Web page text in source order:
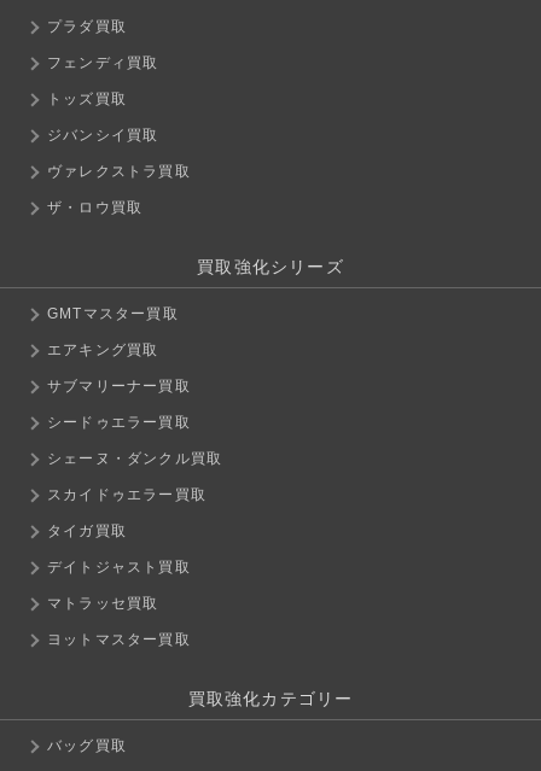
プラダ買取
フェンディ買取
トッズ買取
ジバンシイ買取
ヴァレクストラ買取
ザ・ロウ買取
買取強化シリーズ
GMTマスター買取
エアキング買取
サブマリーナー買取
シードゥエラー買取
シェーヌ・ダンクル買取
スカイドゥエラー買取
タイガ買取
デイトジャスト買取
マトラッセ買取
ヨットマスター買取
買取強化カテゴリー
バッグ買取